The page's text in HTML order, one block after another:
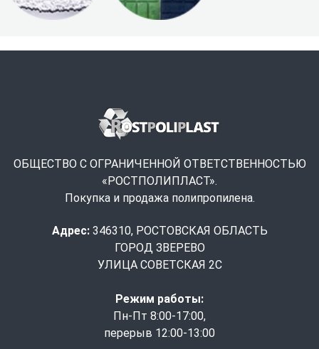
ОБЩЕСТВО С ОГРАНИЧЕННОЙ ОТВЕТСТВЕННОСТЬЮ
«РОСТПОЛИПЛАСТ».
Покупка и продажа полипропилена.
Адрес: 346310, РОСТОВСКАЯ ОБЛАСТЬ
ГОРОД ЗВЕРЕВО
УЛИЦА СОВЕТСКАЯ 2С
Режим работы:
Пн-Пт 8:00-17:00,
перерыв 12:00-13:00